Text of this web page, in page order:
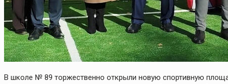
В школе № 89 торжественно открыли новую спортивную